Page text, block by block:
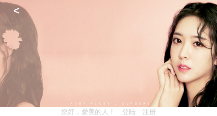
<
您好，爱美的人！ 登陆 注册